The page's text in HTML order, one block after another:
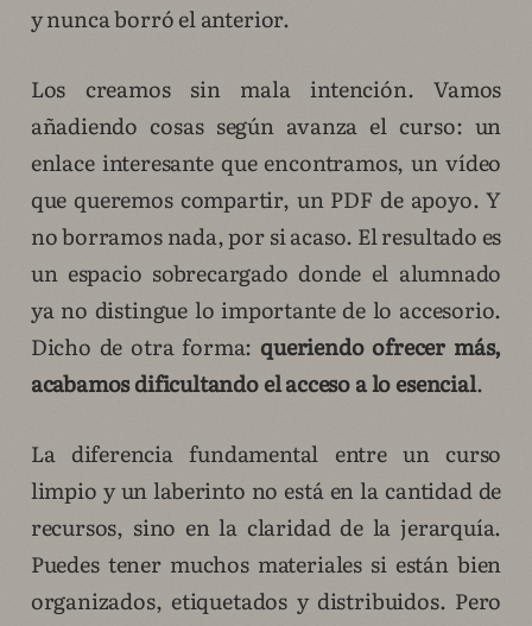
y nunca borró el anterior.
Los creamos sin mala intención. Vamos
añadiendo cosas según avanza el curso: un
enlace interesante que encontramos, un vídeo
que queremos compartir, un PDF de apoyo. Y
no borramos nada, por si acaso. El resultado es
un espacio sobrecargado donde el alumnado
ya no distingue lo importante de lo accesorio.
Dicho de otra forma: queriendo ofrecer más,
acabamos dificultando el acceso a lo esencial.
La diferencia fundamental entre un curso
limpio y un laberinto no está en la cantidad de
recursos, sino en la claridad de la jerarquía.
Puedes tener muchos materiales si están bien
organizados, etiquetados y distribuidos. Pero